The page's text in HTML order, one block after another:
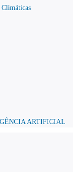
Climáticas
ARTIFICIAL